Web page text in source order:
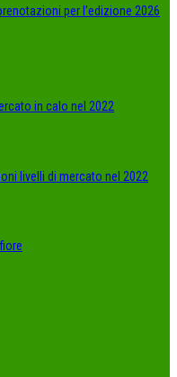
per l’edizione 2026
in calo nel 2022
livelli di mercato nel 2022